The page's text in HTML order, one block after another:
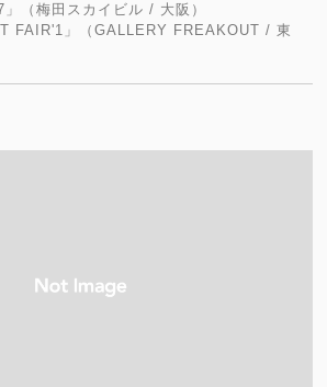
（梅田スカイビル / 大阪）
FAIR'1」（GALLERY FREAKOUT / 東